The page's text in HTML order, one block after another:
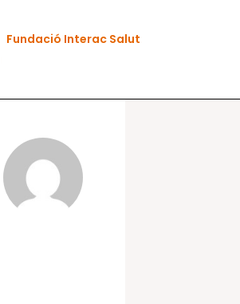
Fundació Interac Salut